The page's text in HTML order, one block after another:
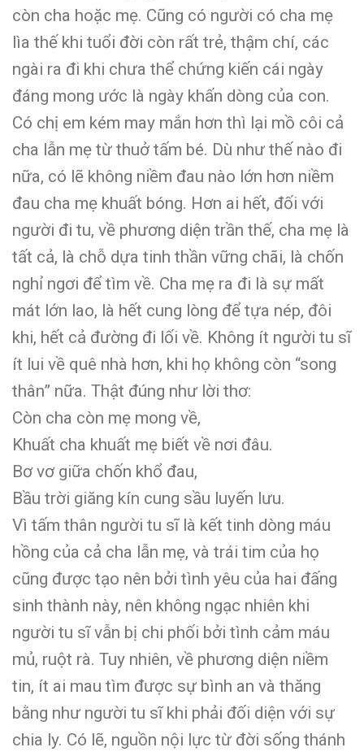
còn cha hoặc mẹ. Cũng có người có cha mẹ
lìa thế khi tuổi đời còn rất trẻ, thậm chí, các
ngài ra đi khi chưa thể chứng kiến cái ngày
đáng mong ước là ngày khấn dòng của con.
Có chị em kém may mắn hơn thì lại mồ côi cả
cha lẫn mẹ từ thuở tấm bé. Dù như thế nào đi
nữa, có lẽ không niềm đau nào lớn hơn niềm
đau cha mẹ khuất bóng. Hơn ai hết, đối với
người đi tu, về phương diện trần thế, cha mẹ là
tất cả, là chỗ dựa tinh thần vững chãi, là chốn
nghỉ ngơi để tìm về. Cha mẹ ra đi là sự mất
mát lớn lao, là hết cung lòng để tựa nép, đôi
khi, hết cả đường đi lối về. Không ít người tu sĩ
ít lui về quê nhà hơn, khi họ không còn “song
thân” nữa. Thật đúng như lời thơ:
Còn cha còn mẹ mong về,
Khuất cha khuất mẹ biết về nơi đâu.
Bơ vơ giữa chốn khổ đau,
Bầu trời giăng kín cung sầu luyến lưu.
Vì tấm thân người tu sĩ là kết tinh dòng máu
hồng của cả cha lẫn mẹ, và trái tim của họ
cũng được tạo nên bởi tình yêu của hai đấng
sinh thành này, nên không ngạc nhiên khi
người tu sĩ vẫn bị chi phối bởi tình cảm máu
mủ, ruột rà. Tuy nhiên, về phương diện niềm
tin, ít ai mau tìm được sự bình an và thăng
bằng như người tu sĩ khi phải đối diện với sự
chia ly. Có lẽ, nguồn nội lực từ đời sống thánh